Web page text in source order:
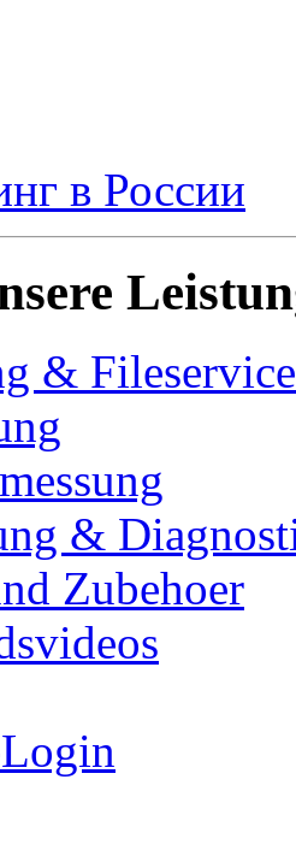
в России
& Fileservice
&
Zubehoer